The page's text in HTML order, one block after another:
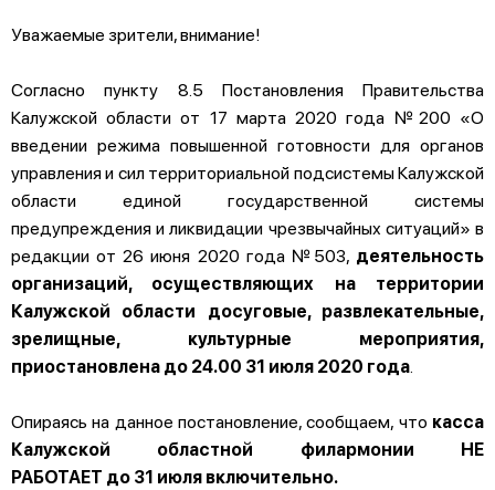
Уважаемые зрители, внимание!
Согласно пункту 8.5 Постановления Правительства
Калужской области от 17 марта 2020 года №200 «О
введении режима повышенной готовности для органов
управления и сил территориальной подсистемы Калужской
области единой государственной системы
предупреждения и ликвидации чрезвычайных ситуаций» в
редакции от 26 июня 2020 года №503, деятельность
организаций, осуществляющих на территории
Калужской области досуговые, развлекательные,
зрелищные, культурные мероприятия,
приостановлена до 24.00 31 июля 2020 года
Опираясь на данное постановление, сообщаем, что касса
Калужской областной филармонии НЕ
РАБОТАЕТ до 31 июля включительно.